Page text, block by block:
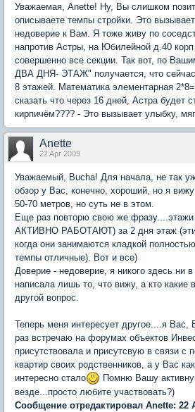
Уважаемая, Anette! Ну, Вы слишком
описываете темпы стройки. Это
недоверие к Вам. Я тоже живу по
напротив Астры, на Юбилейной д.40
совершенно все секции. Так вот, по
ДВА ДНЯ- ЭТАЖ" получается, что
8 этажей. Математика элементарная
сказать что через 16 дней, Астра будет
кирпичём???? - Это вызывает улыбку,
Anette
22 Apr 2009
Уважаемый, Bucha! Для начала, не так
обзор у Вас, конечно, хороший, но я
50-70 метров, но суть не в этом.
Еще раз повторю свою же
АКТИВНО РАБОТАЮТ) за 2 дня этаж
когда они занимаются кладкой
темпы отличные). Вот и все)
Доверие - недоверие, я никого здесь ни
написала лишь то, что вижу, а кто
другой вопрос.
Теперь меня интересует другое....я Вас,
раз встречаю на форумах объектов
присутствовала и присутсвую в связи с
квартир своих родственников, а у Вас
интересно стало
Помню Вашу
везде...просто любите участвовать?)
Сообщение отредактировал Anette: 22